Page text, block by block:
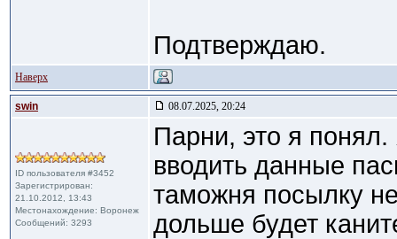
Подтверждаю.
Наверх
swin 08.07.2025, 20:24
ID пользователя #3452
Зарегистрирован:
21.10.2012, 13:43
Местонахождение: Воронеж
Сообщений: 3293
Парни, это я
вводить данные
таможня посылку
дольше будет